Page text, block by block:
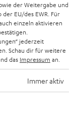
der Weitergabe und
EU/des EWR. Für
einzeln aktivieren
jederzeit
Schau dir für weitere
das Impressum an.
Immer aktiv